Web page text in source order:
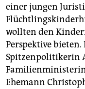
einer jungen
wollten den
Perspektive bieten.
Spitzenpolitikerin
Ehemann